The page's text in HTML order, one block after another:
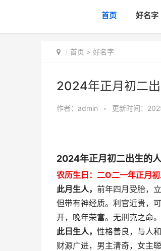
首页 好名字
首页 > 好名字
2024年正月初二
作者： admin • 更新时间：
2024年正月初二出生的
农历生日：二O二一年正月
此月生人， 前年四月受胎，
但带有神经质。利官近贵，
开，晚年荣富。无刑克之命。
此日生人， 性格善良，与人
财源广进，男主清奇，女主